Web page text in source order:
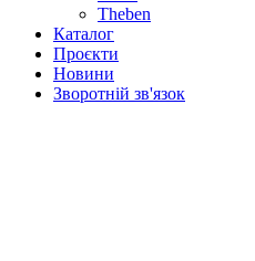
Theben
Каталог
Проєкти
Новини
Зворотній зв'язок